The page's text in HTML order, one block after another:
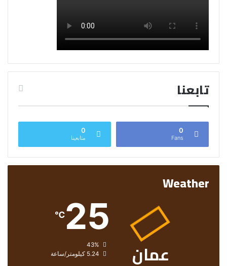
تابعنا
0
Fans
0
متابعينا
Weather
عمان
25
℃
الرطوبة:
الرياح: